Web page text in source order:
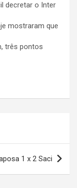
decretar o Inter
mostraram que
três pontos
1 x 2 Saci